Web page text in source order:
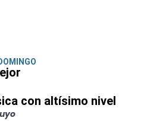
con altísimo nivel